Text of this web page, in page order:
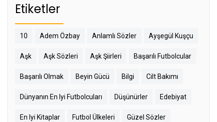
Etiketler
10 Adem Özbay Anlamlı Sözler Ayşegül Kuşçu
Aşk Aşk Sözleri Aşk Şiirleri Başarılı Futbolcular
Başarılı Olmak Beyin Gücü Bilgi Cilt Bakımı
Dünyanın En Iyi Futbolcuları Düşünürler Edebiyat
En Iyi Kitaplar Futbol Ülkeleri Güzel Sözler